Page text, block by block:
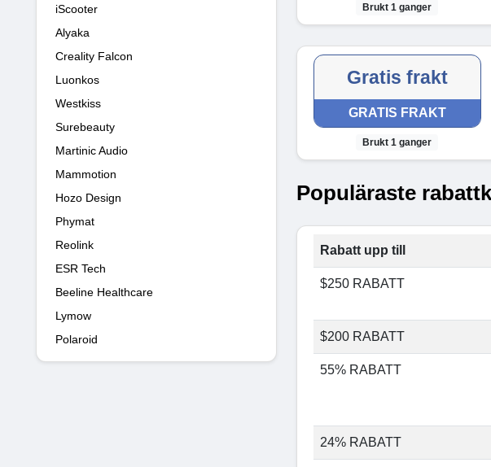
iScooter
Alyaka
Creality Falcon
Luonkos
Westkiss
Surebeauty
Martinic Audio
Mammotion
Hozo Design
Phymat
Reolink
ESR Tech
Beeline Healthcare
Lymow
Polaroid
Brukt 1 ganger
Gratis frakt
GRATIS FRAKT
Brukt 1 ganger
Populäraste
Rabatt upp till
$250 RABATT
$200 RABATT
55% RABATT
24% RABATT